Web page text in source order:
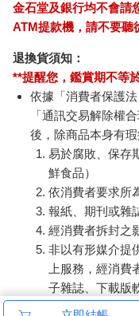
金石堂及銀行均不會請
ATM提款機，請不要聽
退換貨須知：
**提醒您，鑑賞期不等
依據「消費者保護
「通訊交易解除權
後，除商品本身有
易於腐敗、保存
鮮食品）
依消費者要求所
報紙、期刊或雜
經消費者拆封之
非以有形媒介提
上服務，經消
子雜誌、下載版
已拆封之個人